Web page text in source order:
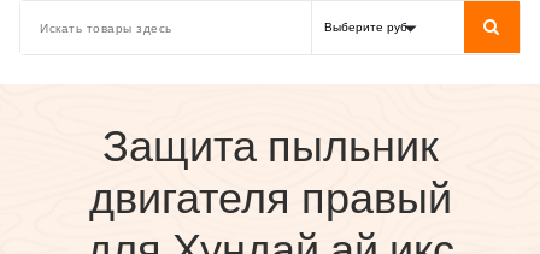
Защита пыльник
двигателя правый